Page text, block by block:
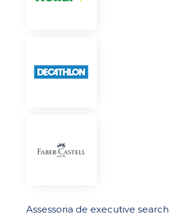
Assessoria de executive search